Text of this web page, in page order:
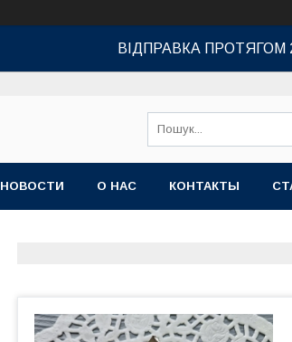
ВІДПРАВКА ПРОТЯГОМ
НОВОСТИ О НАС КОНТАКТЫ